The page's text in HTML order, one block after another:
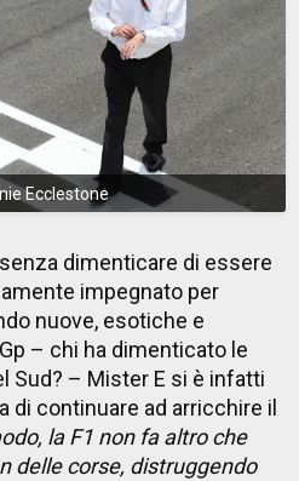
Ecclestone
dimenticare di essere
impegnato per
nuove, esotiche e
– chi ha dimenticato le
Sud? – Mister E si è infatti
di continuare ad arricchire il
la F1 non fa altro che
delle corse, distruggendo